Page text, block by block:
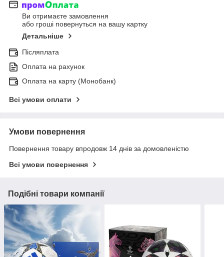
Ви отримаєте замовлення
або гроші повернуться на вашу картку
Детальніше
Післяплата
Оплата на рахунок
Оплата на карту (Монобанк)
Всі умови оплати
Умови повернення
Повернення товару впродовж 14 днів за домовленістю
Всі умови повернення
Подібні товари компанії